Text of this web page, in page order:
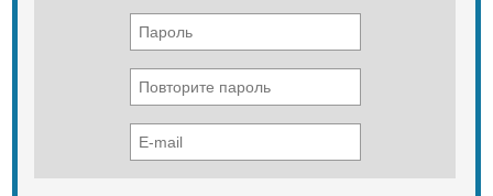
Реализуем продукцию с доставкой
по всей России, СНГ и странам
цене, Вы можете по телефону или
время.